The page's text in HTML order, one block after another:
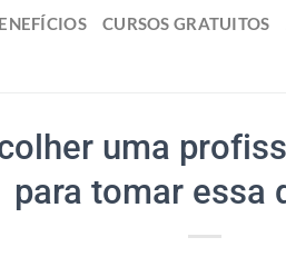
CURSOS GRATUITOS
uma
para tomar essa